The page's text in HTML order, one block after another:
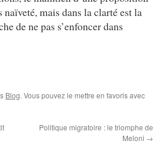
mais dans la clarté est la
de ne pas s’enfoncer dans
Blog. Vous pouvez le mettre en favoris avec
Politique migratoire : le triomphe de
Meloni →